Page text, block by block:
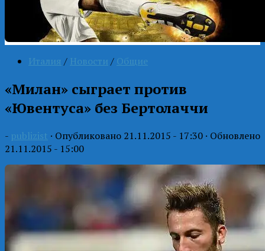
Италия / Новости / Общие
«Милан» сыграет против
«Ювентуса» без Бертолаччи
- publizist · Опубликовано 21.11.2015 - 17:30 · Обновлено
21.11.2015 - 15:00